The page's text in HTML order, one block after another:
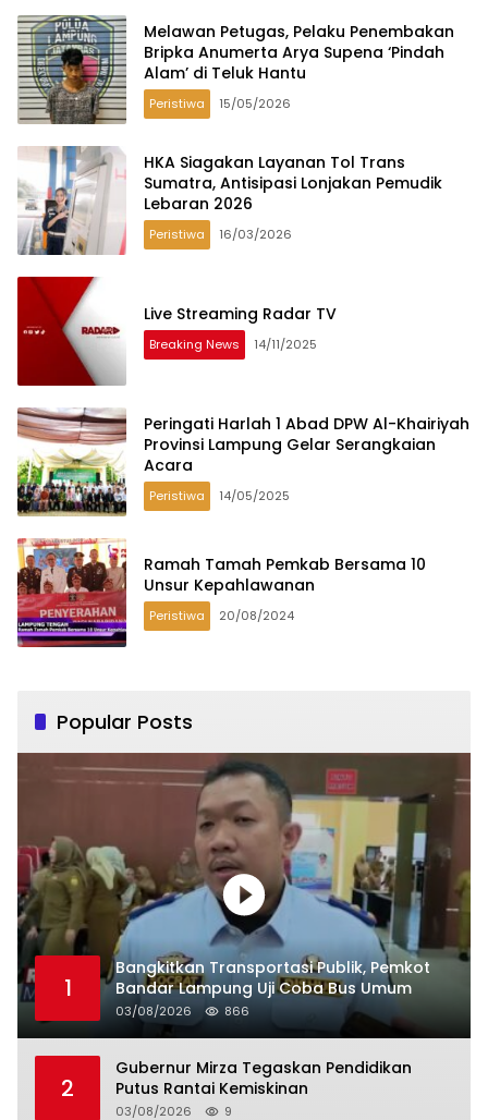
Melawan Petugas, Pelaku Penembakan
Bripka Anumerta Arya Supena ‘Pindah
Alam’ di Teluk Hantu
Peristiwa 15/05/2026
HKA Siagakan Layanan Tol Trans
Sumatra, Antisipasi Lonjakan Pemudik
Lebaran 2026
Peristiwa 16/03/2026
Live Streaming Radar TV
Breaking News 14/11/2025
Peringati Harlah 1 Abad DPW Al-Khairiyah
Provinsi Lampung Gelar Serangkaian
Acara
Peristiwa 14/05/2025
Ramah Tamah Pemkab Bersama 10
Unsur Kepahlawanan
Peristiwa 20/08/2024
Popular Posts
1
Bangkitkan Transportasi Publik, Pemkot
Bandar Lampung Uji Coba Bus Umum
03/08/2026 866
2
Gubernur Mirza Tegaskan Pendidikan
Putus Rantai Kemiskinan
03/08/2026 9